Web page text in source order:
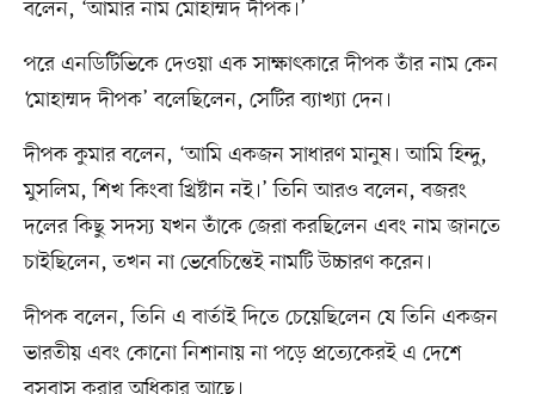
বলেন, ‘আমার নাম মোহাম্মদ দীপক।’
পরে এনডিটিভিকে দেওয়া এক সাক্ষাৎকারে দীপক তাঁর নাম কেন
‘মোহাম্মদ দীপক’ বলেছিলেন, সেটির ব্যাখ্যা দেন।
দীপক কুমার বলেন, ‘আমি একজন সাধারণ মানুষ। আমি হিন্দু,
মুসলিম, শিখ কিংবা খ্রিষ্টান নই।’ তিনি আরও বলেন, বজরং
দলের কিছু সদস্য যখন তাঁকে জেরা করছিলেন এবং নাম জানতে
চাইছিলেন, তখন না ভেবেচিন্তেই নামটি উচ্চারণ করেন।
দীপক বলেন, তিনি এ বার্তাই দিতে চেয়েছিলেন যে তিনি একজন
ভারতীয় এবং কোনো নিশানায় না পড়ে প্রত্যেকেরই এ দেশে